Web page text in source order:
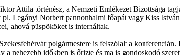
Attila történész, a Nemzeti Emlékezet Bizottsága
Legányi Norbert pannonhalmi főapát vagy Kiss
ahová püspököket is internáltak.
polgármestere is felszólalt a
a nehezebb időkben is őrizte és ma is gondoskodó